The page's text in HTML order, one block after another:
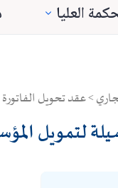
العليا
> عقد تحويل
لتمويل